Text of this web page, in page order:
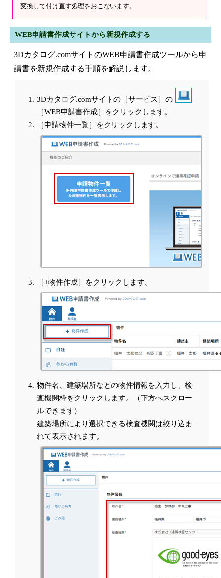
変換して付け直す処理をおこないます。
WEB申請書作成サイトから新規作成する
3Dカタログ.comサイトのWEB申請書作成ツールから申
請書を新規作成する手順を解説します。
3Dカタログ.comサイトの［サービス］の
［WEB申請書作成］をクリックします。
［申請物件一覧］をクリックします。
［+物件作成］をクリックします。
物件名、建築場所などの物件情報を入力し、検
査機関枠をクリックします。（下方へスクロー
ルできます）
建築場所により選択できる検査機関は絞り込ま
れて表示されます。